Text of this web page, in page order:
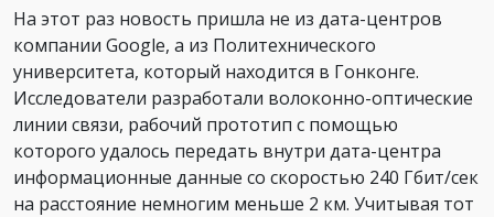
На этот раз новость пришла не из дата-центров
компании Google, а из Политехнического
университета, который находится в Гонконге.
Исследователи разработали волоконно-оптические
линии связи, рабочий прототип с помощью
которого удалось передать внутри дата-центра
информационные данные со скоростью 240 Гбит/сек
на расстояние немногим меньше 2 км. Учитывая тот